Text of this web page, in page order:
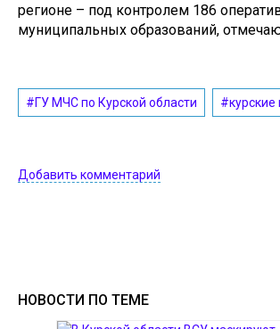
регионе – под контролем 186
муниципальных образований,
#ГУ МЧС по Курской области
Добавить комментарий
НОВОСТИ ПО ТЕМЕ